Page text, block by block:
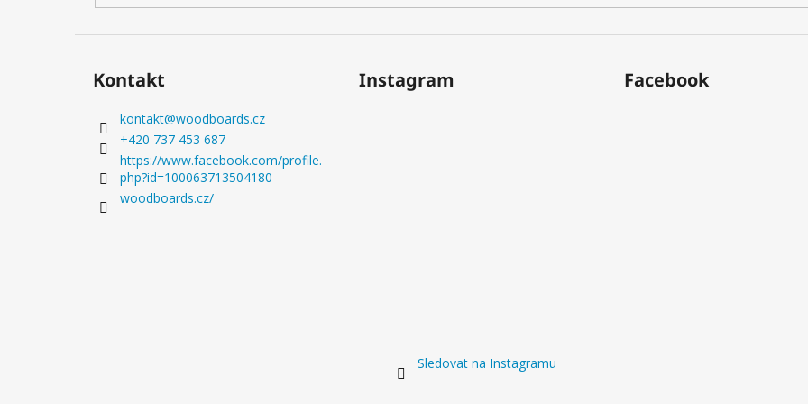
Kontakt
kontakt@woodboards.cz
+420 737 453 687
https://www.facebook.com/profile.
php?id=100063713504180
woodboards.cz/
Instagram
Sledovat na Instagramu
Facebook